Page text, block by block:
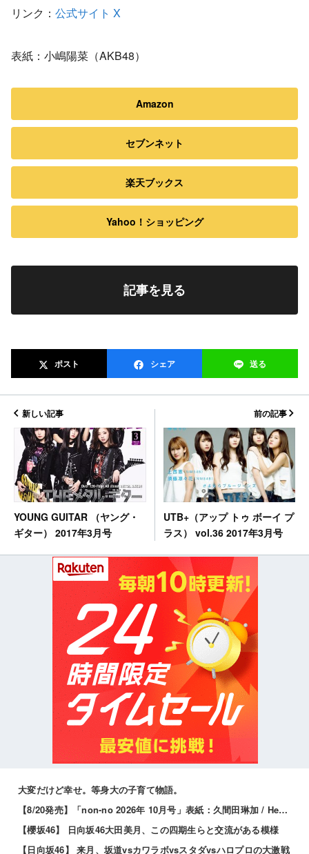
リンク： 公式サイト X
表紙：小嶋陽菜（AKB48）
Amazon
セブンネット
楽天ブックス
Yahoo！ショッピング
記事を見る
ポスト シェア 送る
新しい記事
YOUNG GUITAR （ヤング・
ギター） 2017年3月号
前の記事
UTB+（アップ トゥ ボーイ プ
ラス） vol.36 2017年3月号
大変だけど幸せ。等身大の子育て物語。
【8/20発売】「non-no 2026年 10月号」表紙：久間田琳加 / Hearts2Hearts
【櫻坂46】 日向坂46大田美月、この四期生らと交流がある模様
【日向坂46】 来月、坂道vsカワラボvsスタダvsハロプロの大激戦